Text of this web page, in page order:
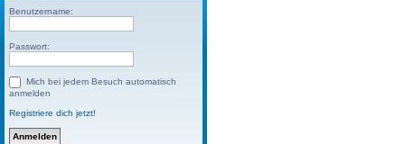
Benutzername:
Passwort:
Mich bei jedem Besuch automatisch
anmelden
Registriere dich jetzt!